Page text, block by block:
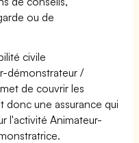
ou de
civile
démonstrateur /
de couvrir les
donc une assurance qui
l'activité Animateur-